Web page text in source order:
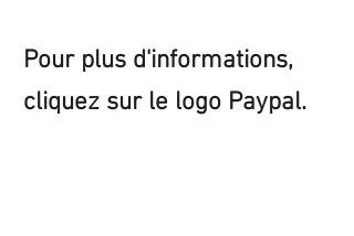
Pour plus d'informations,
cliquez sur le logo Paypal.